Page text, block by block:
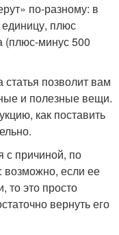
по-разному: в
единицу, плюс
(плюс-минус 500
позволит вам
и полезные вещи.
как поставить
с причиной, по
возможно, если ее
то это просто
вернуть его